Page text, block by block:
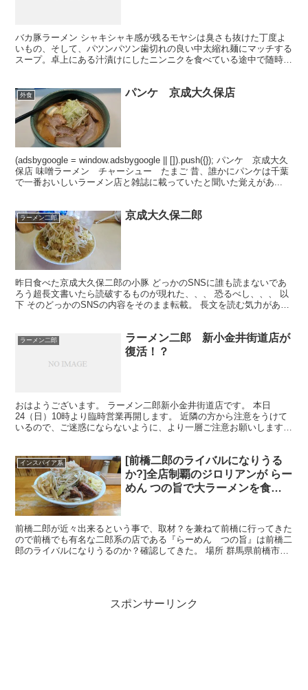
バカ豚ラーメン シャキシャキ感が残るモヤシは臭さも抜けた丁度よ
いもの、そして、パツンパツン歯切れの良い中太縮れ麺にマッチする
スープ。卓上にある汁漬けにしたニンニクを食べている途中で随時投
外食 パンケ 京成大久保店
(adsbygoogle = window.adsbygoogle || []).push({}); パンケ 京成大久
保店 味噌ラーメン チャーシュー たまご 昔、誰かにパンケは千葉
で一番おいしいラーメン店と雑誌に載っていたと聞いた覚えがあ...
ラーメン二郎 京成大久保二郎
昨日食べた京成大久保二郎の小豚 どっかのSNSに誰も読まないであ
ろう超長文書いたら読破するものが現れた、、、 恐るべし、、、 以
下 そのどっかのSNSの内容をそのまま転載。 長文を読む気力がある
ラーメン二郎
ラーメン二郎 新小金井街道店が
復活！？
おはようございます。 ラーメン二郎新小金井街道店です。 本日
24（日）10時より臨時営業再開します。 近隣の方から注意をうけて
いるので、ご迷惑にならないように、より一層ご注意お願いします。
インスパイア系
[前橋二郎のライバルになりうる
か?]全店制覇のジロリアンが らー
めん つの旨で大ラーメンを食べ
前橋二郎が近々出来るという事で、取材？を兼ねて前橋に行ってきた
ので前橋でも有名な二郎系の店である『らーめん つの旨』は前橋二
郎のライバルになりうるのか？確認してきた。 場所 群馬県前橋市関
スポンサーリンク